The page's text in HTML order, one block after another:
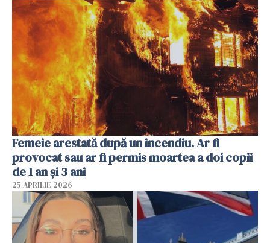
Femeie arestată după un incendiu. Ar fi
provocat sau ar fi permis moartea a doi copii
de 1 an și 3 ani
25 APRILIE 2026